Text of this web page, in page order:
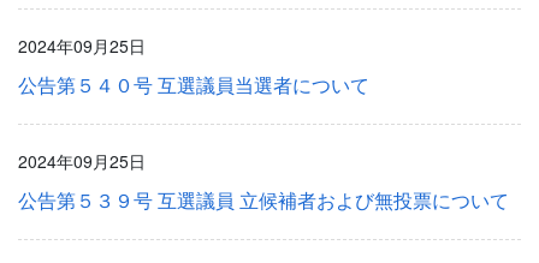
2024年09月25日
公告第５４０号 互選議員当選者について
2024年09月25日
公告第５３９号 互選議員 立候補者および無投票について